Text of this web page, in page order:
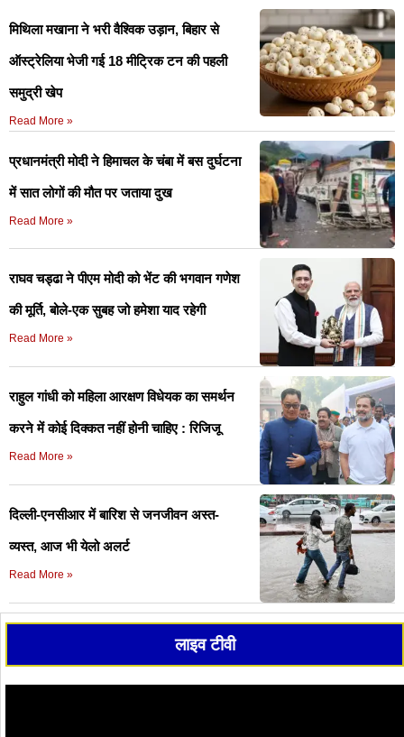
मिथिला मखाना ने भरी वैश्विक उड़ान, बिहार से
ऑस्ट्रेलिया भेजी गई 18 मीट्रिक टन की पहली
समुद्री खेप
Read More »
प्रधानमंत्री मोदी ने हिमाचल के चंबा में बस दुर्घटना
में सात लोगों की मौत पर जताया दुख
Read More »
राघव चड्ढा ने पीएम मोदी को भेंट की भगवान गणेश
की मूर्ति, बोले-एक सुबह जो हमेशा याद रहेगी
Read More »
राहुल गांधी को महिला आरक्षण विधेयक का समर्थन
करने में कोई दिक्कत नहीं होनी चाहिए : रिजिजू
Read More »
दिल्ली-एनसीआर में बारिश से जनजीवन अस्त-
व्यस्त, आज भी येलो अलर्ट
Read More »
लाइव टीवी